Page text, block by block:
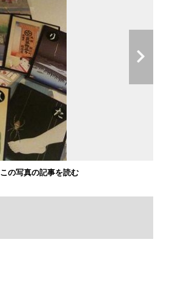
この写真の記事を読む